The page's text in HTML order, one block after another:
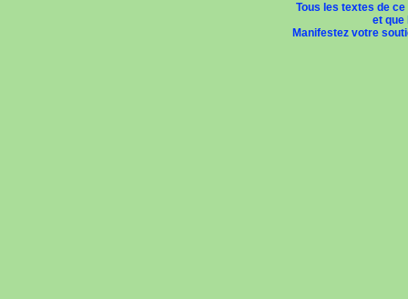
Tous les textes de
et
Manifestez votre